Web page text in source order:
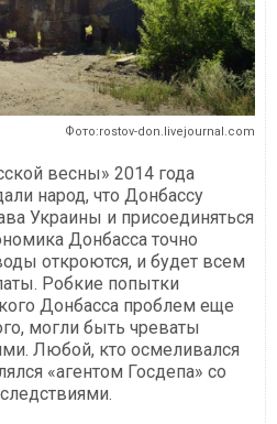
Фото:rostov-don.livejournal.com
весны» 2014 года
народ, что Донбассу
Украины и присоединяться
Донбасса точно
откроются, и будет всем
Робкие попытки
Донбасса проблем еще
могли быть чреваты
Любой, кто осмеливался
«агентом Госдепа» со